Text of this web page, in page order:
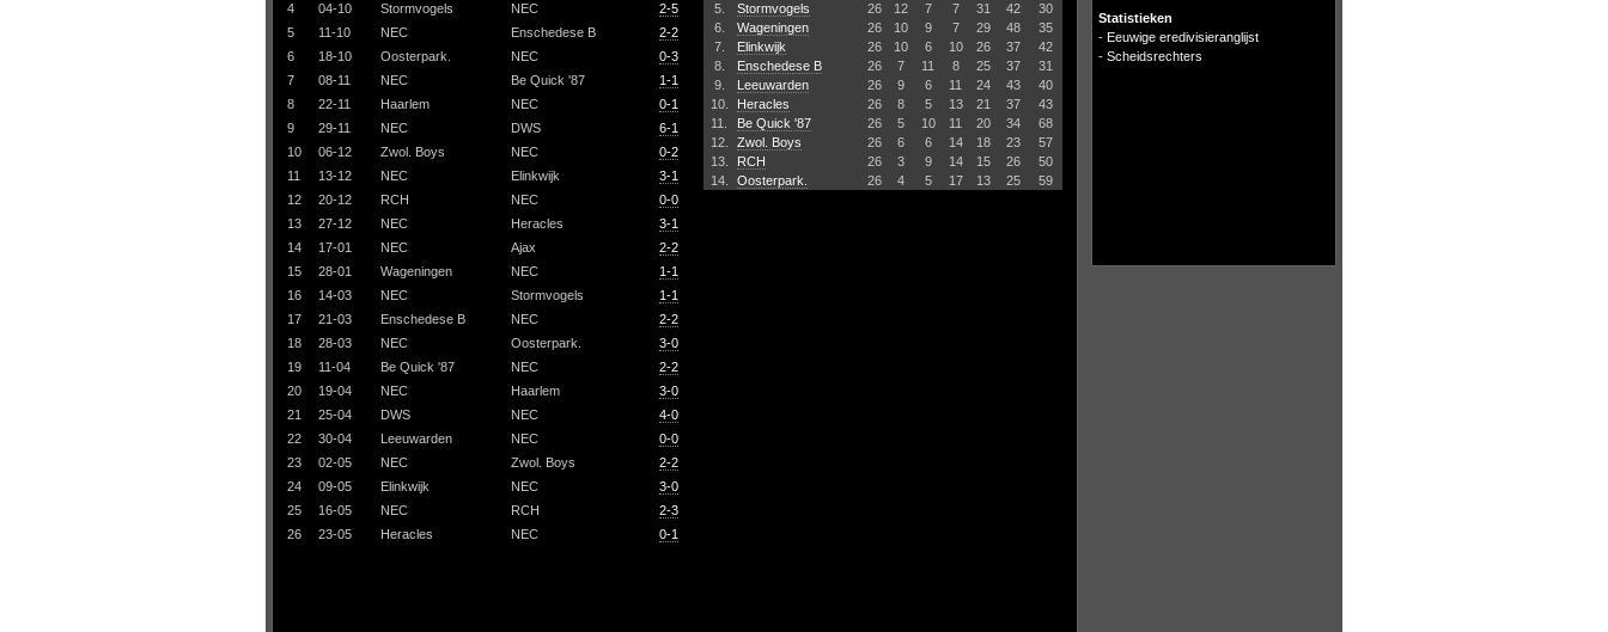
4
04-10 Stormvogels NEC
2-5
5
11-10 NEC Enschedese B
2-2
6
18-10 Oosterpark. NEC
0-3
7
08-11 NEC Be Quick '87
1-1
8
22-11 Haarlem NEC
0-1
9
29-11 NEC DWS
6-1
10
06-12 Zwol. Boys NEC
0-2
11
13-12 NEC Elinkwijk
3-1
12
20-12 RCH NEC
0-0
13
27-12 NEC Heracles
3-1
14
17-01 NEC Ajax
2-2
15
28-01 Wageningen NEC
1-1
16
14-03 NEC Stormvogels
1-1
17
21-03 Enschedese B NEC
2-2
18
28-03 NEC Oosterpark.
3-0
19
11-04 Be Quick '87 NEC
2-2
20
19-04 NEC Haarlem
3-0
21
25-04 DWS NEC
4-0
22
30-04 Leeuwarden NEC
0-0
23
02-05 NEC Zwol. Boys
2-2
24
09-05 Elinkwijk NEC
3-0
25
16-05 NEC RCH
2-3
26
23-05 Heracles NEC 0-1
5.
Stormvogels 26 12 7 7 31 42
30
6.
Wageningen 26 10 9 7 29 48
35
7.
Elinkwijk 26 10 6 10 26 37
42
8.
Enschedese B 26 7 11 8 25 37
31
9.
Leeuwarden 26 9 6 11 24 43
40
10.
Heracles 26 8 5 13 21 37
43
11.
Be Quick '87 26 5 10 11 20 34
68
12.
Zwol. Boys 26 6 6 14 18 23
57
13.
RCH 26 3 9 14 15 26
50
14.
Oosterpark. 26 4 5 17 13 25 59
Statistieken
- Eeuwige eredivisieranglijst
- Scheidsrechters